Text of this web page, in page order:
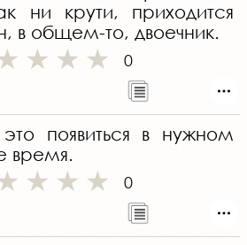
ни крути, приходится
в общем-то, двоечник.
0
появиться в нужном
время.
0